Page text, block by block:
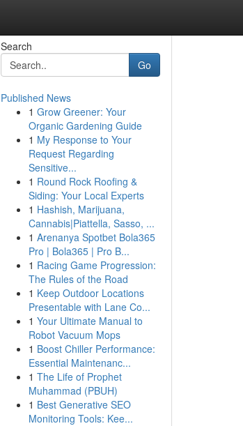
Search
Go
Published News
1 Grow Greener: Your
Organic Gardening Guide
1 My Response to Your
Request Regarding
Sensitive...
1 Round Rock Roofing &
Siding: Your Local Experts
1 Hashish, Marijuana,
Cannabis|Piattella, Sasso, ...
1 Arenanya Spotbet Bola365
Pro | Bola365 | Pro B...
1 Racing Game Progression:
The Rules of the Road
1 Keep Outdoor Locations
Presentable with Lane Co...
1 Your Ultimate Manual to
Robot Vacuum Mops
1 Boost Chiller Performance:
Essential Maintenanc...
1 The Life of Prophet
Muhammad (PBUH)
1 Best Generative SEO
Monitoring Tools: Kee...